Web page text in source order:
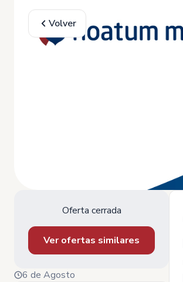
Volver
Oferta cerrada
Ver ofertas similares
6 de Agosto